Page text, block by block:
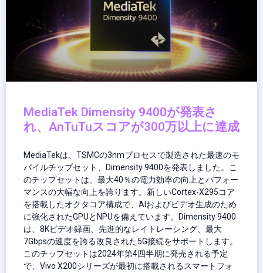
MediaTek Dimensity 9400が発表さ
れ、AnTuTuスコアが300万以上に達成
MediaTekは、TSMCの3nmプロセスで製造された最速のモ
バイルチップセット、Dimensity 9400を発表しました。こ
のチップセットは、最大40％の電力効率の向上とパフォー
マンスの大幅な向上を誇ります。新しいCortex-X295コア
を搭載したオクタコア構成で、AIおよびビデオ生成のため
に強化されたGPUとNPUを備えています。Dimensity 9400
は、8Kビデオ録画、先進的なレイトレーシング、最大
7Gbpsの速度を誇る改良された5G接続をサポートします。
このチップセットは2024年第4四半期に発売される予定
で、Vivo X200シリーズが最初に搭載されるスマートフォ